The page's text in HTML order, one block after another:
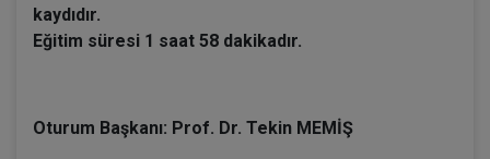
kaydıdır.
Eğitim süresi 1 saat 58 dakikadır.
Oturum Başkanı: Prof. Dr. Tekin MEMİŞ